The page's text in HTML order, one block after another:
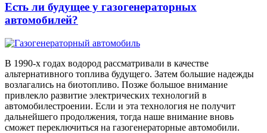
Есть ли будущее у газогенераторных
автомобилей?
В 1990-х годах водород рассматривали в качестве
альтернативного топлива будущего. Затем большие надежды
возлагались на биотопливо. Позже большое внимание
привлекло развитие электрических технологий в
автомобилестроении. Если и эта технология не получит
дальнейшего продолжения, тогда наше внимание вновь
сможет переключиться на газогенераторные автомобили.